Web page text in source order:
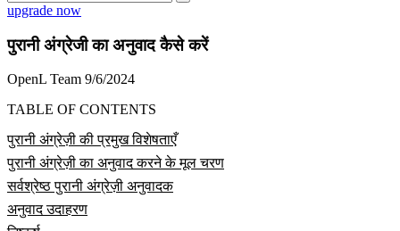
upgrade now
पुरानी अंग्रेजी का अनुवाद कैसे करें
OpenL Team 9/6/2024
TABLE OF CONTENTS
पुरानी अंग्रेज़ी की प्रमुख विशेषताएँ
पुरानी अंग्रेज़ी का अनुवाद करने के मूल चरण
सर्वश्रेष्ठ पुरानी अंग्रेज़ी अनुवादक
अनुवाद उदाहरण